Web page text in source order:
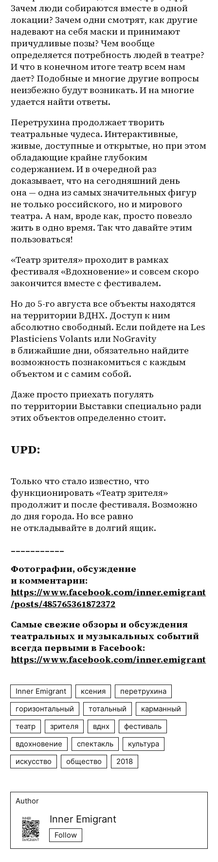
Зачем люди собираются вместе в одной
локации? Зачем одни смотрят, как другие
надевают на себя маски и принимают
причудливые позы? Чем вообще
определяется потребность людей в театре?
И что в конечном итоге театр всем нам
дает? Подобные и многие другие вопросы
неизбежно будут возникать. И на многие
удается найти ответы.
Перетрухина продолжает творить
театральные чудеса. Интерактивные,
живые, доступные и открытые, но при этом
обладающие крайне глубоким
содержанием. И в очередной раз
доказывает, что на сегодняшний день
она — одна из самых значительных фигур
не только российского, но и мирового
театра. А нам, вроде как, просто повезло
жить в одно время. Так что давайте этим
пользоваться!
«Театр зрителя» проходит в рамках
фестиваля «Вдохновение» и совсем скоро
закончится вместе с фестивалем.
Но до 5-го августа все объекты находятся
на территории ВДНХ. Доступ к ним
абсолютно свободный. Если пойдете на Les
Plasticiens Volants или NoGravity
в ближайшие дни, обязательно найдите
возможность познакомиться с каждым
объектом и с самим собой.
Даже просто приехать погулять
по территории Выставки специально ради
этих объектов определенно стоит.
UPD:
Только что стало известно, что
функционировать «Театр зрителя»
продолжит и после фестиваля. Возможно
до дня города. Но все равно
не откладывайте в долгий ящик.
___________
Фотографии, обсуждение
https://www.facebook.com/inner.emigrant
/posts/485765361872372
Самые свежие обзоры и обсуждения
театральных и музыкальных событий
https://www.facebook.com/inner.emigrant
Inner Emigrant ксения
перетрухина
горизонтальный
тотальный
карманный
театр
зрителя вднх
фестиваль
вдохновение
спектакль
культура
искусство
общество 2018
Author
Inner Emigrant
Follow